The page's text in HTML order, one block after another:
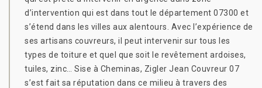
d’intervention qui est dans tout le département 07300 et
s’étend dans les villes aux alentours. Avec l’expérience de
ses artisans couvreurs, il peut intervenir sur tous les
types de toiture et quel que soit le revêtement ardoises,
tuiles, zinc… Sise à Cheminas, Zigler Jean Couvreur 07
s’est fait sa réputation dans ce milieu à travers des